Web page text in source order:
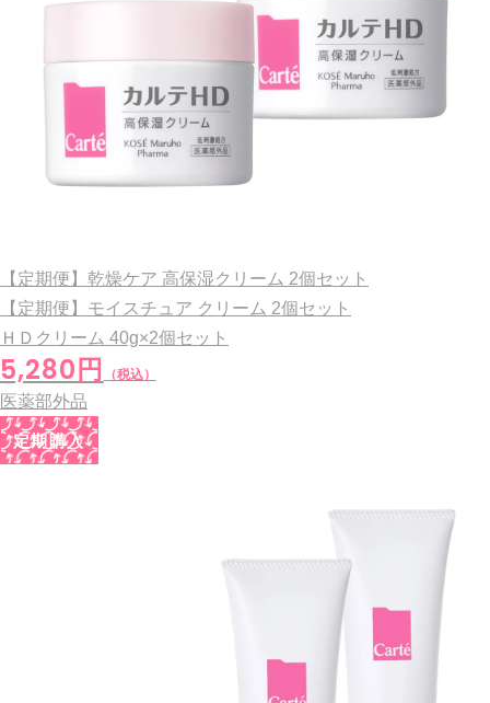
【定期便】乾燥ケア 高保湿クリーム 2個セット
【定期便】モイスチュア クリーム 2個セット
ＨＤクリーム 40g×2個セット
5,280円 （税込）
医薬部外品
定期購入